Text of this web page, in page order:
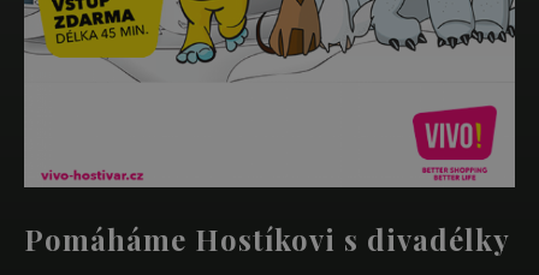
Pomáháme Hostíkovi s divadélky